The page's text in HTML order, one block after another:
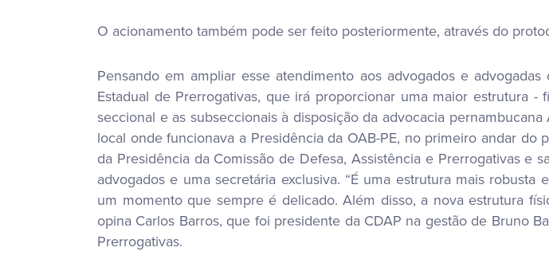
O acionamento também pode ser feito posteriormente, através do
Pensando em ampliar esse atendimento aos advogados e
Estadual de Prerrogativas, que irá proporcionar uma maior estrutura
seccional e as subseccionais à disposição da advocacia
local onde funcionava a Presidência da OAB-PE, no primeiro andar
da Presidência da Comissão de Defesa, Assistência e Prerrogativas
advogados e uma secretária exclusiva. “É uma estrutura mais
um momento que sempre é delicado. Além disso, a nova estrutura
opina Carlos Barros, que foi presidente da CDAP na gestão de Bruno
Prerrogativas.